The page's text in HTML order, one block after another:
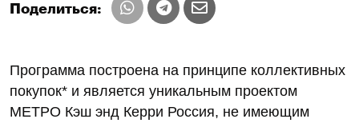
Поделиться:
Программа построена на принципе коллективных
покупок* и является уникальным проектом
МЕТРО Кэш энд Керри Россия, не имеющим